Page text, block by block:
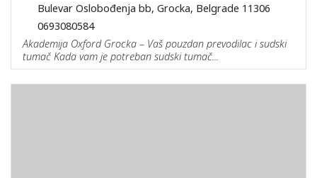
Bulevar Oslobođenja bb, Grocka, Belgrade 11306
0693080584
Akademija Oxford Grocka – Vaš pouzdan prevodilac i sudski
tumač Kada vam je potreban sudski tumač...